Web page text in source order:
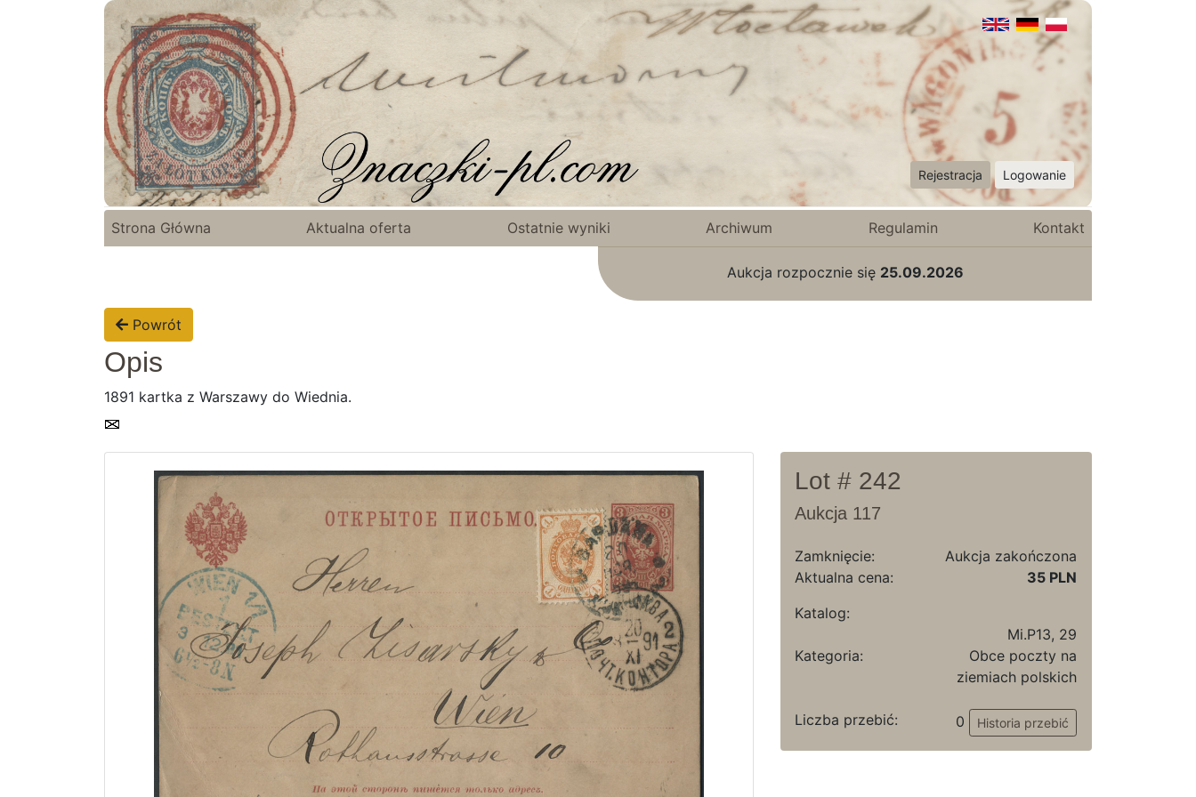
Rejestracja Logowanie
Strona Główna Aktualna oferta Ostatnie wyniki Archiwum Regulamin Kontakt
Aukcja rozpocznie się 25.09.2026
Powrót
Opis
1891 kartka z Warszawy do Wiednia.
Lot # 242
Aukcja 117
Zamknięcie:
Aukcja zakończona
Aktualna cena:
35 PLN
Katalog:
Mi.P13, 29
Kategoria:
Obce poczty na
ziemiach polskich
Liczba przebić: 0 Historia przebić